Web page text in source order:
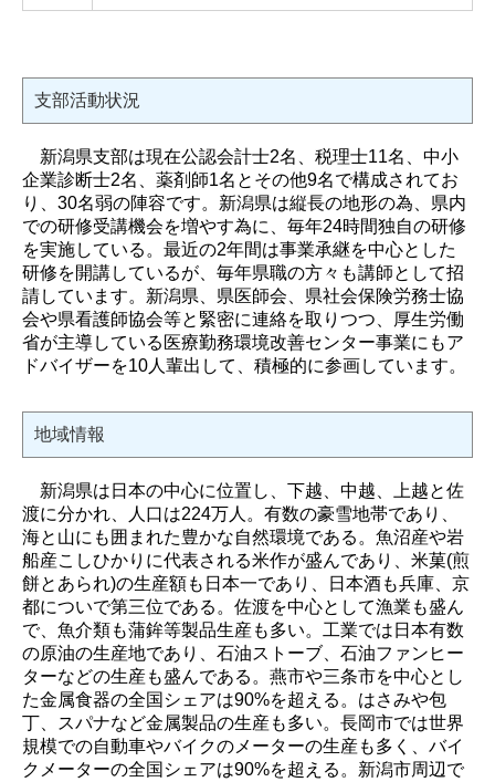
支部活動状況
新潟県支部は現在公認会計士2名、税理士11名、中小
企業診断士2名、薬剤師1名とその他9名で構成されてお
り、30名弱の陣容です。新潟県は縦長の地形の為、県内
での研修受講機会を増やす為に、毎年24時間独自の研修
を実施している。最近の2年間は事業承継を中心とした
研修を開講しているが、毎年県職の方々も講師として招
請しています。新潟県、県医師会、県社会保険労務士協
会や県看護師協会等と緊密に連絡を取りつつ、厚生労働
省が主導している医療勤務環境改善センター事業にもア
ドバイザーを10人輩出して、積極的に参画しています。
地域情報
新潟県は日本の中心に位置し、下越、中越、上越と佐
渡に分かれ、人口は224万人。有数の豪雪地帯であり、
海と山にも囲まれた豊かな自然環境である。魚沼産や岩
船産こしひかりに代表される米作が盛んであり、米菓(煎
餅とあられ)の生産額も日本一であり、日本酒も兵庫、京
都についで第三位である。佐渡を中心として漁業も盛ん
で、魚介類も蒲鉾等製品生産も多い。工業では日本有数
の原油の生産地であり、石油ストーブ、石油ファンヒー
ターなどの生産も盛んである。燕市や三条市を中心とし
た金属食器の全国シェアは90%を超える。はさみや包
丁、スパナなど金属製品の生産も多い。長岡市では世界
規模での自動車やバイクのメーターの生産も多く、バイ
クメーターの全国シェアは90%を超える。新潟市周辺で